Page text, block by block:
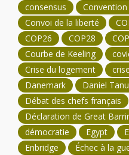
consensus
Convention
Convoi de la liberté
COP26
COP28
Courbe de Keeling
Crise du logement
Danemark
Daniel
Débat des chefs français
Déclaration de Great
démocratie
Egypt
Enbridge
Échec à la